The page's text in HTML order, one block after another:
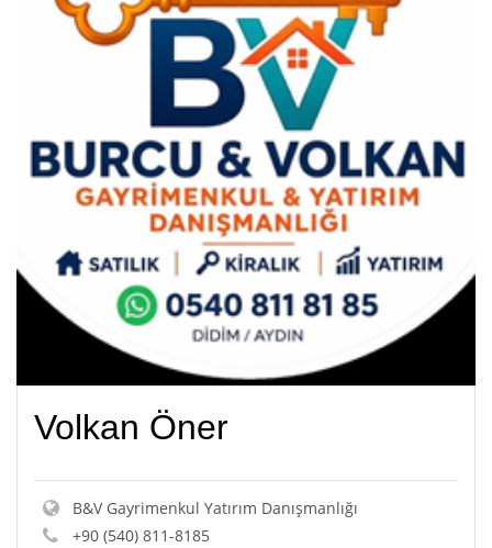
Volkan Öner
B&V Gayrimenkul Yatırım Danışmanlığı
+90 (540) 811-8185